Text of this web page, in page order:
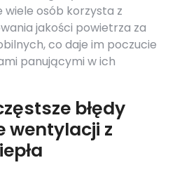
wiele osób korzysta z
jakości powietrza za
co daje im poczucie
panującymi w ich
błędy
wentylacji z